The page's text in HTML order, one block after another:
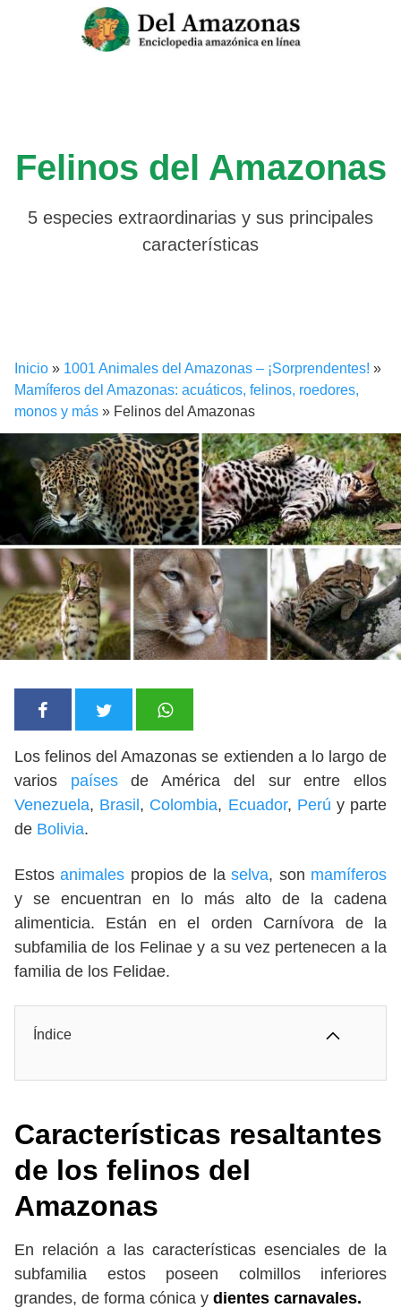
Felinos del Amazonas
5 especies extraordinarias y sus principales
características
Inicio » 1001 Animales del Amazonas – ¡Sorprendentes! »
Mamíferos del Amazonas: acuáticos, felinos, roedores,
monos y más » Felinos del Amazonas
Los felinos del Amazonas se extienden a lo largo de
varios paísesde América del sur entre ellos
Venezuela, Brasil , Colombia, Ecuador, Perú y parte
de Bolivia.
Estosanimales propios de laselva, son mamíferos
y se encuentran en lo más alto de la cadena
alimenticia. Están en el orden Carnívora de la
subfamilia de los Felinae y a su vez pertenecen a la
familia de los Felidae.
Índice
Características resaltantes
de los felinos del
Amazonas
En relación a las características esenciales de la
subfamilia estos poseen colmillos inferiores
grandes, de forma cónica y dientes carnavales.